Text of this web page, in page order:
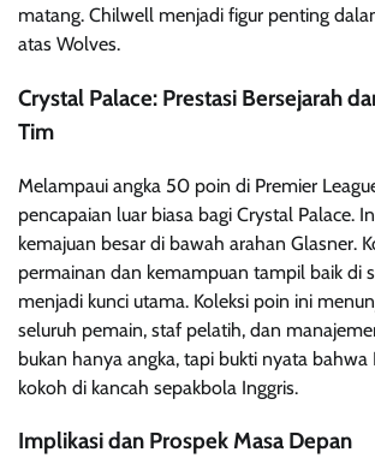
matang. Chilwell menjadi figur penting
atas Wolves.
Crystal Palace: Prestasi Bersejarah
Tim
Melampaui angka 50 poin di Premier
pencapaian luar biasa bagi Crystal Palace.
kemajuan besar di bawah arahan Glasner.
permainan dan kemampuan tampil baik di
menjadi kunci utama. Koleksi poin ini
seluruh pemain, staf pelatih, dan
bukan hanya angka, tapi bukti nyata bahwa
kokoh di kancah sepakbola Inggris.
Implikasi dan Prospek Masa Depan